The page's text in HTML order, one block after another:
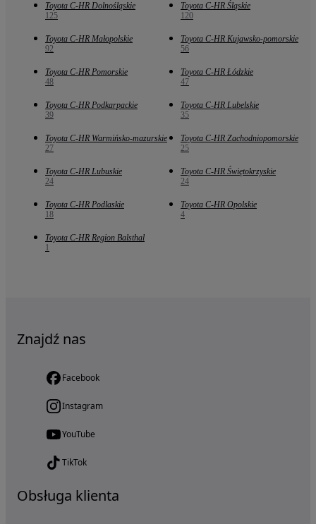
Toyota C-HR Dolnośląskie
125
Toyota C-HR Śląskie
120
Toyota C-HR Małopolskie
92
Toyota C-HR Kujawsko-pomorskie
56
Toyota C-HR Pomorskie
48
Toyota C-HR Łódzkie
47
Toyota C-HR Podkarpackie
39
Toyota C-HR Lubelskie
35
Toyota C-HR Warmińsko-mazurskie
27
Toyota C-HR Zachodniopomorskie
25
Toyota C-HR Lubuskie
24
Toyota C-HR Świętokrzyskie
24
Toyota C-HR Podlaskie
18
Toyota C-HR Opolskie
4
Toyota C-HR Region Balsthal
1
Znajdź nas
Facebook
Instagram
YouTube
TikTok
Obsługa klienta